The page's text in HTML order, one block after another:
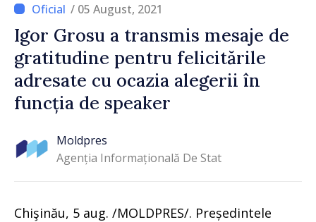
/ 05 August, 2021
Igor Grosu a transmis mesaje de
gratitudine pentru felicitările
adresate cu ocazia alegerii în
funcția de speaker
Moldpres
Agenția Informațională De Stat
Chişinău, 5 aug. /MOLDPRES/. Președintele